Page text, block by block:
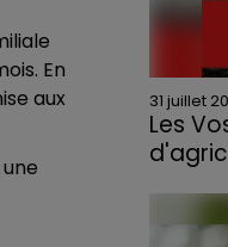
En
aux
31 juillet
Les
des